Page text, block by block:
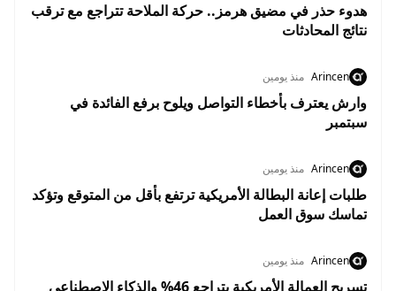
هدوء حذر في مضيق هرمز.. حركة الملاحة تتراجع مع ترقب
نتائج المحادثات
Arincen منذ يومين
وارش يعترف بأخطاء التواصل ويلوح برفع الفائدة في
سبتمبر
Arincen منذ يومين
طلبات إعانة البطالة الأمريكية ترتفع بأقل من المتوقع وتؤكد
تماسك سوق العمل
Arincen منذ يومين
تسريح العمالة الأمريكية يتراجع 46% والذكاء الاصطناعي